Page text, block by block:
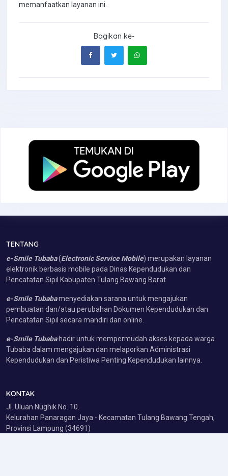
memanfaatkan layanan ini.
Bagikan ke-
TENTANG
e-Smile Tubaba(Electronic Service Mobile) merupakan layanan
elektronik berbasis mobile pada Dinas Kependudukan dan
Pencatatan Sipil Kabupaten Tulang Bawang Barat.
e-Smile Tubabamenyediakan sarana untuk mengajukan
pembuatan dan/atau perubahan Dokumen Kependudukan dan
Pencatatan Sipil secara mandiri dan online.
e-Smile Tubabahadir untuk mempermudah akses kepada warga
Tubaba dalam mengajukan dan melaporkan Administrasi
Kependudukan dan Peristiwa Penting Kependudukan lainnya.
KONTAK
Jl. Uluan Nughik No. 10.
Kelurahan Panaragan Jaya - Kecamatan Tulang Bawang Tengah,
Provinsi Lampung (34691)